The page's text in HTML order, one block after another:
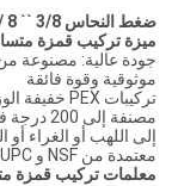
ضغط النحاس 3/8 `` X3 / 8 '' X3 / 8 '' تركيب قمزة متساوي للسباكة
ميزة تركيب قمزة
موثوقية وقوة فائقة
تركيبات PEX خفيفة الوزن وسهلة التركيب ولا تحتاج إلى صيانة
إلى اللهب أو الغراء أو
معتمدة من NSF و UPC و CSA ومصنعة وفقًا لمعيار ASTM F1808
معلمات تركيب قمزة